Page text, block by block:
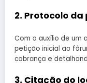
2. Protocolo
Com o auxílio de um
petição inicial ao
cobrança e
3. Citação do